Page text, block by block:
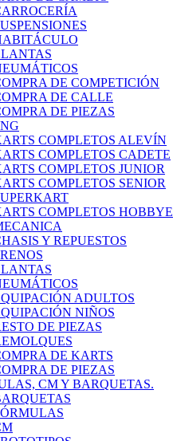
DE COMPETICIÓN
DE CALLE
DE PIEZAS
COMPLETOS ALEVÍN
COMPLETOS CADETE
COMPLETOS JUNIOR
COMPLETOS SENIOR
COMPLETOS HOBBYE
Y REPUESTOS
ADULTOS
NIÑOS
DE PIEZAS
DE KARTS
DE PIEZAS
CM Y BARQUETAS.